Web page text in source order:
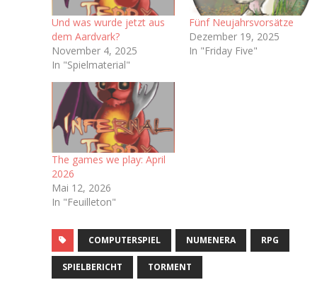
Und was wurde jetzt aus
dem Aardvark?
November 4, 2025
In "Spielmaterial"
Fünf Neujahrsvorsätze
Dezember 19, 2025
In "Friday Five"
The games we play: April
2026
Mai 12, 2026
In "Feuilleton"
COMPUTERSPIEL NUMENERA RPG
SPIELBERICHT TORMENT